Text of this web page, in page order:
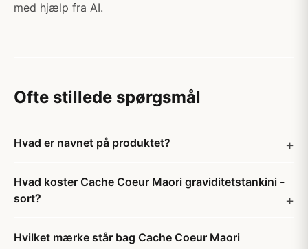
med hjælp fra AI.
Ofte stillede spørgsmål
Hvad er navnet på produktet?
Hvad koster Cache Coeur Maori graviditetstankini -
sort?
Hvilket mærke står bag Cache Coeur Maori